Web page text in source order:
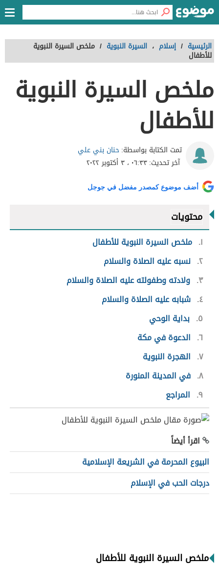
الرئيسية / إسلام ، السيرة النبوية / ملخص السيرة النبوية
للأطفال
ملخص السيرة النبوية
للأطفال
تمت الكتابة بواسطة:حنان بني علي
آخر تحديث:٠٦:٣٣ ، ٣ أكتوبر ٢٠٢٢
أضف موضوع كمصدر مفضل في جوجل
محتويات
١ ملخص السيرة النبوية للأطفال
٢ نسبه عليه الصلاة والسلام
٣ ولادته وطفولته عليه الصلاة والسلام
٤ شبابه عليه الصلاة والسلام
٥ بداية الوحي
٦ الدعوة في مكة
٧ الهجرة النبوية
٨ في المدينة المنورة
٩ المراجع
اقرأ أيضاً
البيوع المحرمة في الشريعة الإسلامية
درجات الحب في الإسلام
ملخص السيرة النبوية للأطفال